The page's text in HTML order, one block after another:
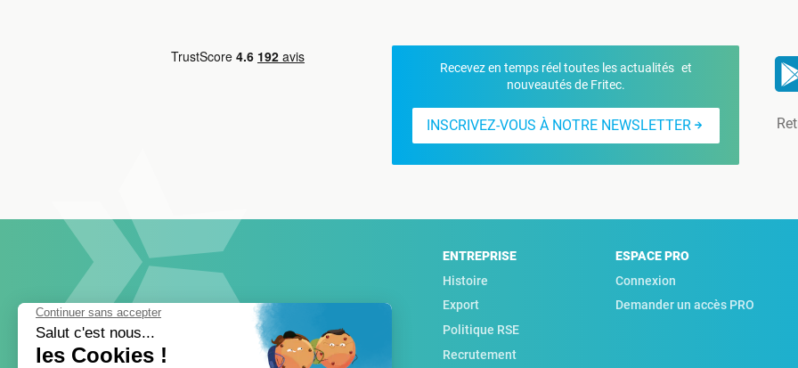
Recevez en temps réel toutes les actualités et
nouveautés de Fritec.
INSCRIVEZ-VOUS À NOTRE NEWSLETTER
ENTREPRISE
Histoire
Export
Politique RSE
Recrutement
ESPACE PRO
Connexion
Demander un accès PRO